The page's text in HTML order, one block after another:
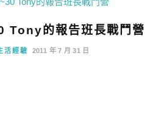
Tony的報告班長戰鬥營
活經驗 2011 年 7 月 31 日